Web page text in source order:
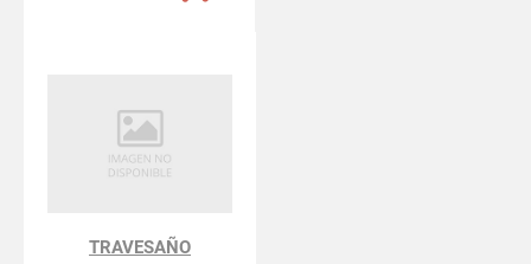
TRAVESAÑO